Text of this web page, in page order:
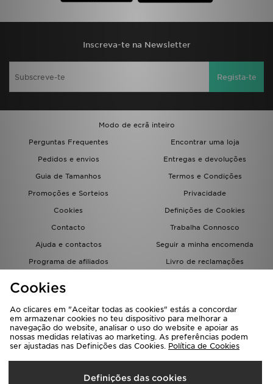
Inscreva-te na Newsletter
Regista-te
Modo de ecrã inteiro
Perguntas Frequentes
Encontrar uma loja
Pedidos e envios
Entregas e devoluções
Guia de Tamanhos
Termos e Condições
Promoções e Sorteios
Privacidade
Cookies
Definições de Cookies
Contacto
Trabalha Connosco
Ajuda e contactos
Seguir a minha encomenda
Programa de afiliados
Livro de reclamações
Seleciona O País
Portugal
ESTADO DO TEU PEDIDO
FAZ DOWNLOAD DA APP
Cookies
Ao clicares em "Aceitar todas as cookies" estás a concordar
em armazenar cookies no teu dispositivo para melhorar a
navegação do website, analisar o uso do website e apoiar as
nossas medidas relativas ao marketing. As preferências podem
ser ajustadas nas Definições das Cookies. Política de Cookies
Definições das cookies